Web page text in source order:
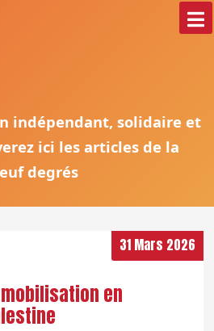
indépendant, solidaire et
ici les articles de la
degrés
31 Mars 2026
en